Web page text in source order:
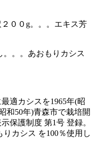
００g。。。エキス芳
。。あおもりカシス
適カシスを1965年(昭
和50年)青森市で栽培開
保護制度 第1号 登録。
カシス を100％使用し